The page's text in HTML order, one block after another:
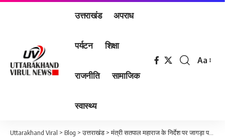
उत्तराखंड अपराध
पर्यटन शिक्षा
राजनीति सामाजिक
स्वास्थ्य
Font
Aa
Uttarakhand Viral > Blog >उत्तराखंड >मंत्री सतपाल महाराज के निर्देश पर जागड़ा पर्व पर 6 सितम्बर को विद्यालयों में छुट्टी घोषित